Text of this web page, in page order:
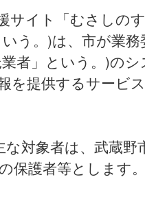
サイト「むさしの
う。)は、市が業
者」という。)の
を提供するサービ
対象者は、武蔵野
保護者等とします